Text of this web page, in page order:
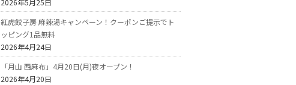
2026年5月25日
紅虎餃子房 麻辣湯キャンペーン！クーポンご提示でト
ッピング1品無料
2026年4月24日
「月山 西麻布」4月20日(月)夜オープン！
2026年4月20日